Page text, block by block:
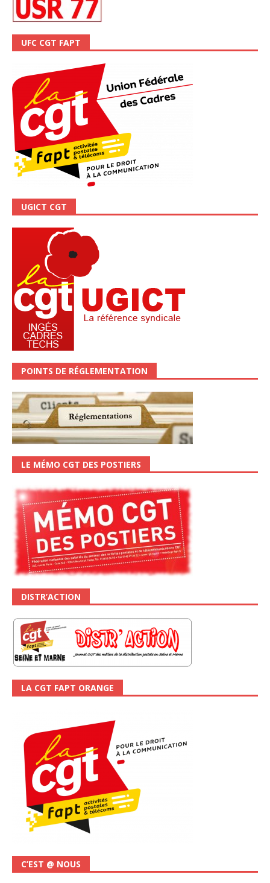
UFC CGT FAPT
UGICT CGT
POINTS DE RÉGLEMENTATION
LE MÉMO CGT DES POSTIERS
DISTR’ACTION
LA CGT FAPT ORANGE
C’EST @ NOUS